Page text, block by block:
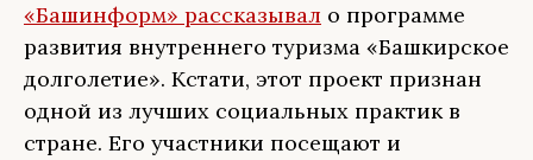
«Башинформ» рассказывал о программе
развития внутреннего туризма «Башкирское
долголетие». Кстати, этот проект признан
одной из лучших социальных практик в
стране. Его участники посещают и